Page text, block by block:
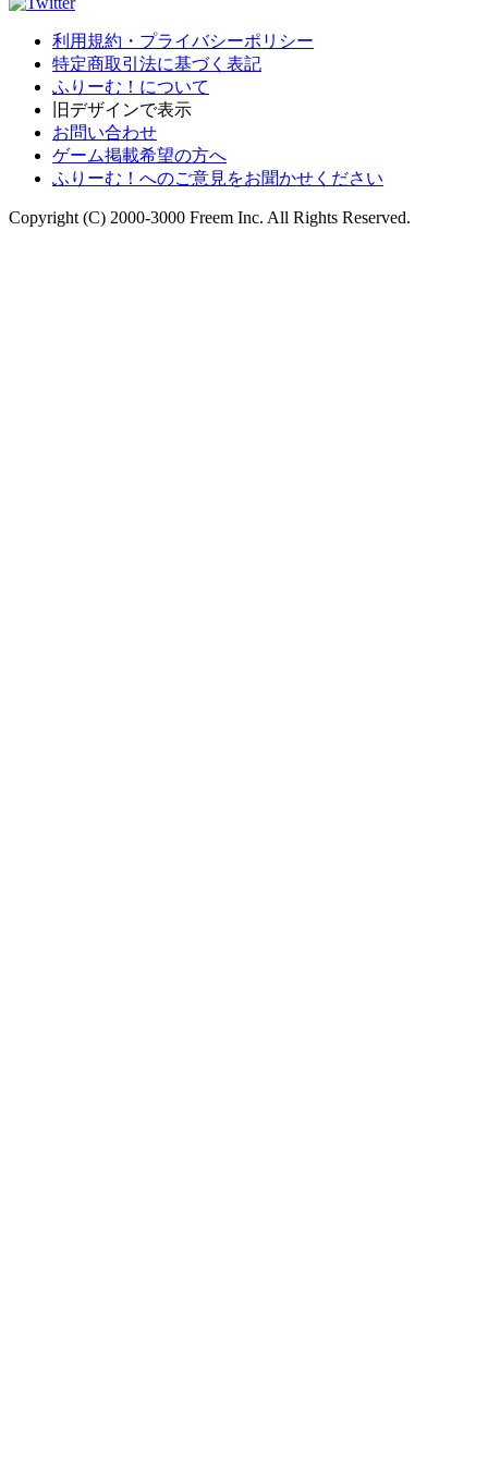
利用規約・プライバシーポリシー
特定商取引法に基づく表記
ふりーむ！について
旧デザインで表示
お問い合わせ
ゲーム掲載希望の方へ
ふりーむ！へのご意見をお聞かせください
Copyright (C) 2000-3000 Freem Inc. All Rights Reserved.